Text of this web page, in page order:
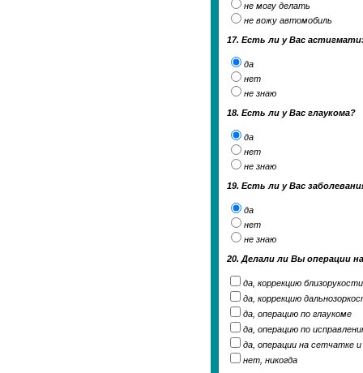
не могу делать
не вожу автомобиль
17. Есть ли у Вас
да
нет
не знаю
18. Есть ли у Вас глаукома?
да
нет
не знаю
19. Есть ли у Вас
да
нет
не знаю
20. Делали ли Вы операции
да, коррекцию близорукости
да, коррекцию
да, операцию по глаукоме
да, операцию по
да, операции на сетчатке
нет, никогда